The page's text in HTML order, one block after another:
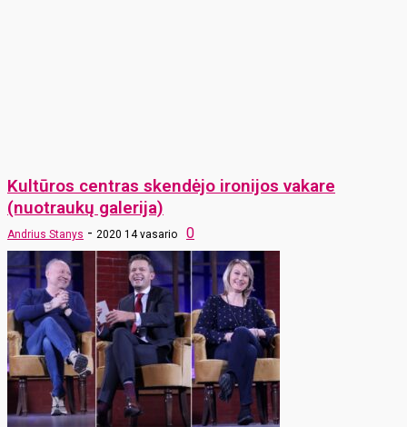
Kultūros centras skendėjo ironijos vakare
(nuotraukų galerija)
Andrius Stanys - 2020 14 vasario 0